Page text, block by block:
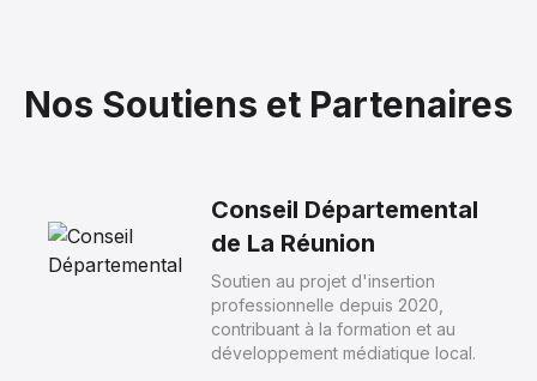
Nos Soutiens et Partenaires
Conseil Départemental
de La Réunion
Soutien au projet d'insertion
professionnelle depuis 2020,
contribuant à la formation et au
développement médiatique local.